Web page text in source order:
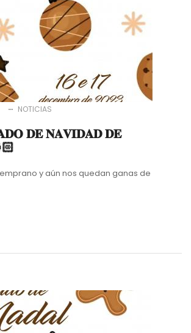
NOTICIAS
𝐃𝐄 𝐍𝐀𝐕𝐈𝐃𝐀𝐃 𝐃𝐄
y aún nos quedan ganas de